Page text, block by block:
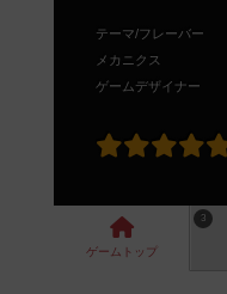
テーマ/フレーバー
メカニクス
ゲームデザイナー
ゲーム トップ
3